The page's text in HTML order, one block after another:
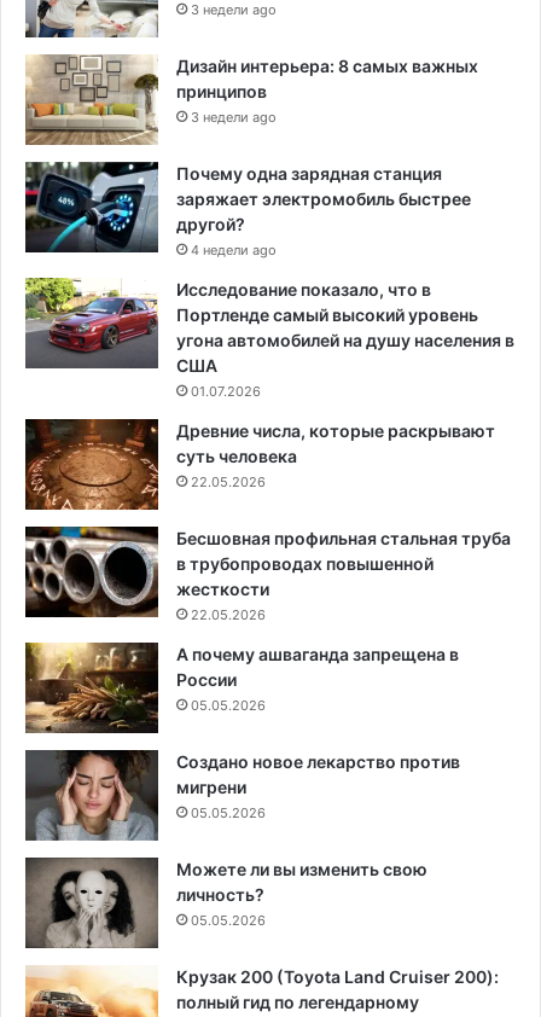
3 недели ago
Дизайн интерьера: 8 самых важных
принципов
3 недели ago
Почему одна зарядная станция
заряжает электромобиль быстрее
другой?
4 недели ago
Исследование показало, что в
Портленде самый высокий уровень
угона автомобилей на душу населения в
США
01.07.2026
Древние числа, которые раскрывают
суть человека
22.05.2026
Бесшовная профильная стальная труба
в трубопроводах повышенной
жесткости
22.05.2026
А почему ашваганда запрещена в
России
05.05.2026
Создано новое лекарство против
мигрени
05.05.2026
Можете ли вы изменить свою
личность?
05.05.2026
Крузак 200 (Toyota Land Cruiser 200):
полный гид по легендарному